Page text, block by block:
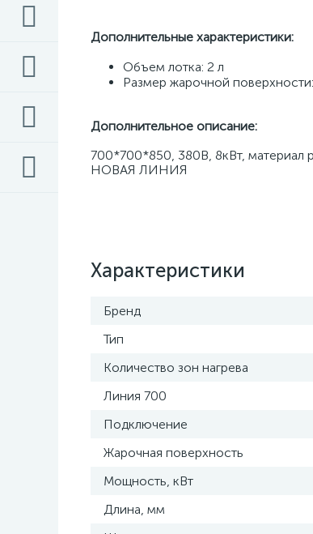
Дополнительные характеристики:
Объем лотка: 2 л
Размер жарочной
Дополнительное описание:
700*700*850, 380В, 8кВт, материал
НОВАЯ ЛИНИЯ
Характеристики
Бренд
Тип
Количество зон нагрева
Линия 700
Подключение
Жарочная поверхность
Мощность, кВт
Длина, мм